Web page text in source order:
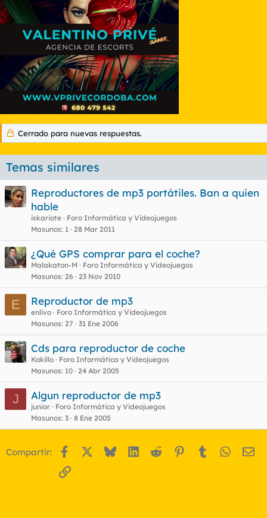
Cerrado para nuevas respuestas.
Temas similares
Reproductores de mp3 portátiles. Ban a quien
hable
iskariote
Foro Informática y Videojuegos
Masunos 1 28 Mar 2011
¿Qué GPS comprar para el coche?
Malakaton-M
Foro Informática y Videojuegos
Masunos 26 23 Nov 2010
E Reproductor de mp3
enlivo
Foro Informática y Videojuegos
Masunos 27 31 Ene 2006
Cds para reproductor de coche
Kokillo
Foro Informática y Videojuegos
Masunos 10 24 Abr 2005
J Algun reproductor de mp3
junior
Foro Informática y Videojuegos
Masunos 3 8 Ene 2005
Compartir: Facebook BlueskyLinkedIn
Reddit Pinterest
Tumblr
Enlace